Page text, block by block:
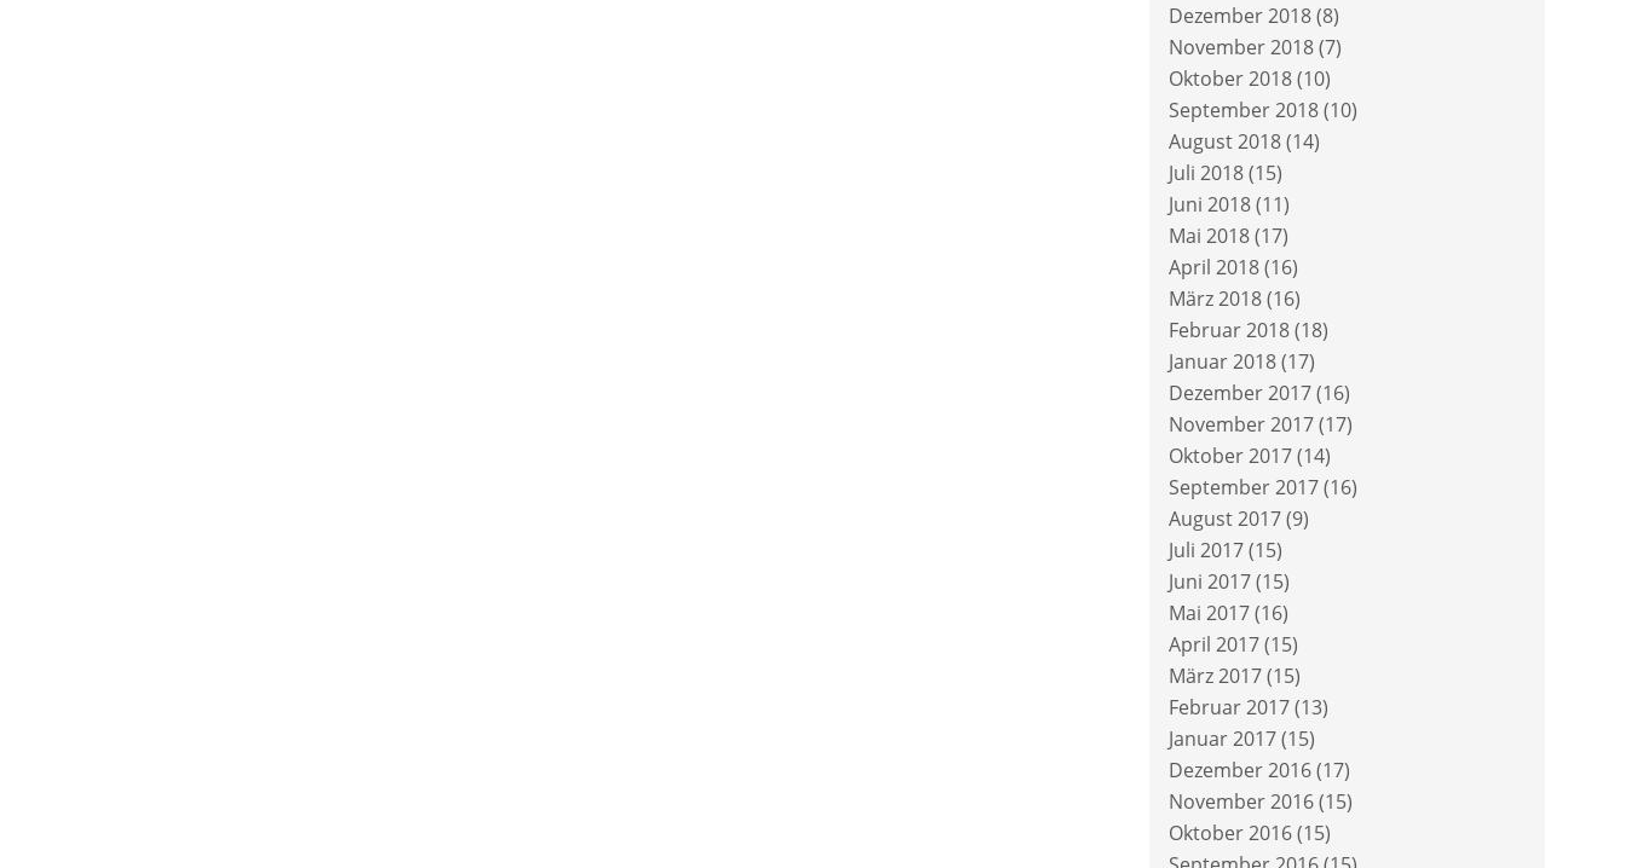
Dezember 2018(8)
November 2018(7)
Oktober 2018(10)
September 2018(10)
August 2018(14)
Juli 2018(15)
Juni 2018(11)
Mai 2018(17)
April 2018(16)
März 2018(16)
Februar 2018(18)
Januar 2018(17)
Dezember 2017(16)
November 2017(17)
Oktober 2017(14)
September 2017(16)
August 2017(9)
Juli 2017(15)
Juni 2017(15)
Mai 2017(16)
April 2017(15)
März 2017(15)
Februar 2017(13)
Januar 2017(15)
Dezember 2016(17)
November 2016(15)
Oktober 2016(15)